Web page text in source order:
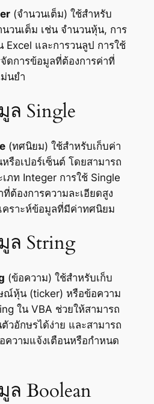
(จำนวนเต็ม) ใช้สำหรับ
นวนเต็ม เช่น จำนวนหุ้น, การ
และการวนลูป การใช้
ดการข้อมูลที่ต้องการค่าที่
นยำ
ล Single
(ทศนิยม) ใช้สำหรับเก็บค่า
รือเปอร์เซ็นต์ โดยสามารถ
ภท Integer การใช้ Single
ต้องการความละเอียดสูง
คราะห์ข้อมูลที่มีค่าทศนิยม
ล String
(ข้อความ) ใช้สำหรับเก็บ
ณ์หุ้น (ticker) หรือข้อความ
ใน VBA ช่วยให้สามารถ
วอักษรได้ง่าย และสามารถ
ความแจ้งเตือนหรือกำหนด
Boolean